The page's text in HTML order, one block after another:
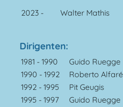
2023 - Walter Mathis
Dirigenten:
1981 - 1990 Guido Ruegge
1990 - 1992
Roberto Alfaré
1992 - 1995
Pit Geugis
1995 - 1997
Guido Ruegge